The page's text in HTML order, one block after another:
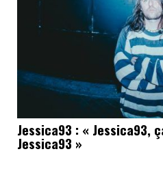
Jessica93 : « Jessica93,
Jessica93 »